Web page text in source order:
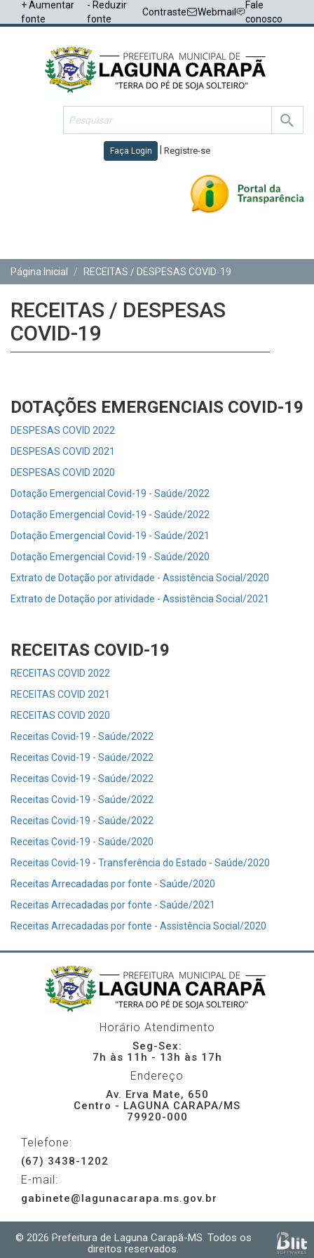
+ Aumentar
fonte
- Reduzir
fonte
Contraste Webmail
Fale
conosco
Faça Login Registre-se
Página Inicial
RECEITAS / DESPESAS COVID-19
RECEITAS / DESPESAS
COVID-19
DOTAÇÕES EMERGENCIAIS COVID-19
DESPESAS COVID 2022
DESPESAS COVID 2021
DESPESAS COVID 2020
Dotação Emergencial Covid-19 - Saúde/2022
Dotação Emergencial Covid-19 - Saúde/2022
Dotação Emergencial Covid-19 - Saúde/2021
Dotação Emergencial Covid-19 - Saúde/2020
Extrato de Dotação por atividade - Assistência Social/2020
Extrato de Dotação por atividade - Assistência Social/2021
RECEITAS COVID-19
RECEITAS COVID 2022
RECEITAS COVID 2021
RECEITAS COVID 2020
Receitas Covid-19 - Saúde/2022
Receitas Covid-19 - Saúde/2022
Receitas Covid-19 - Saúde/2022
Receitas Covid-19 - Saúde/2022
Receitas Covid-19 - Saúde/2022
Receitas Covid-19 - Saúde/2020
Receitas Covid-19 - Transferência do Estado - Saúde/2020
Receitas Arrecadadas por fonte - Saúde/2020
Receitas Arrecadadas por fonte - Saúde/2021
Receitas Arrecadadas por fonte - Assistência Social/2020
Horário Atendimento
Seg-Sex:
7h às 11h - 13h às 17h
Endereço
Av. Erva Mate, 650
Centro - LAGUNA CARAPA/MS
79920-000
Telefone:
(67) 3438-1202
E-mail:
gabinete@lagunacarapa.ms.gov.br
© 2026 Prefeitura de Laguna Carapã-MS. Todos os
direitos reservados.